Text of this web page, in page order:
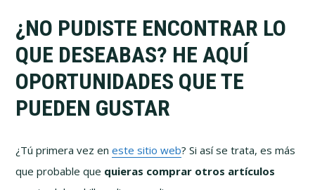
¿NO PUDISTE ENCONTRAR LO
QUE DESEABAS? HE AQUÍ
OPORTUNIDADES QUE TE
PUEDEN GUSTAR
¿Tú primera vez eneste sitio web? Si así se trata, es más
que probable que quieras comprar otros artículos